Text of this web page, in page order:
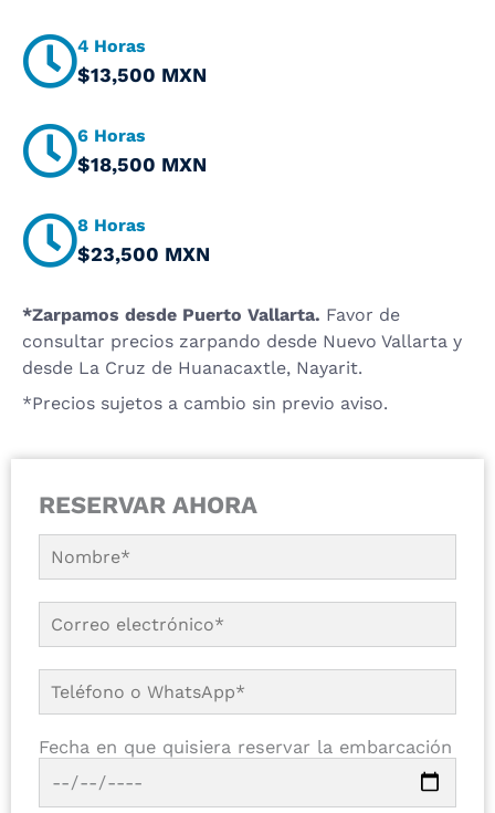
4 Horas
$13,500 MXN
6 Horas
$18,500 MXN
8 Horas
$23,500 MXN
*Zarpamos desde Puerto Vallarta. Favor de
consultar precios zarpando desde Nuevo Vallarta y
desde La Cruz de Huanacaxtle, Nayarit.
*Precios sujetos a cambio sin previo aviso.
RESERVAR AHORA
Fecha en que quisiera reservar la embarcación